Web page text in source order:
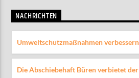
NACHRICHTEN
Umweltschutzmaßnahmen
Die Abschiebehaft Büren verbietet